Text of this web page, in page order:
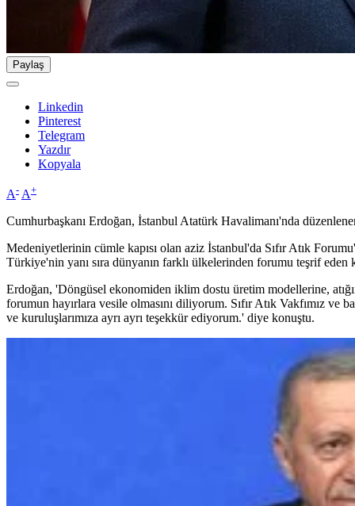
Paylaş
Linkedin
Pinterest
Telegram
Yazdır
Kopyala
A- A+
Cumhurbaşkanı Erdoğan, İstanbul Atatürk Havalimanı'nda
Medeniyetlerinin cümle kapısı olan aziz İstanbul'da Sıfır Atık
Türkiye'nin yanı sıra dünyanın farklı ülkelerinden forumu teşrif
Erdoğan, 'Döngüsel ekonomiden iklim dostu üretim modellerine,
forumun hayırlara vesile olmasını diliyorum. Sıfır Atık Vakfımız ve
ve kuruluşlarımıza ayrı ayrı teşekkür ediyorum.' diye konuştu.